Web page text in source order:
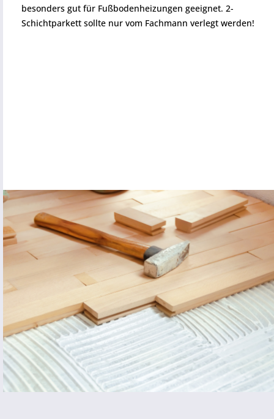
besonders gut für Fußbodenheizungen geeignet. 2-
Schichtparkett sollte nur vom Fachmann verlegt werden!